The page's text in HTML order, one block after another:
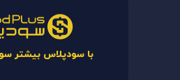
با سودپلاس بیشتر